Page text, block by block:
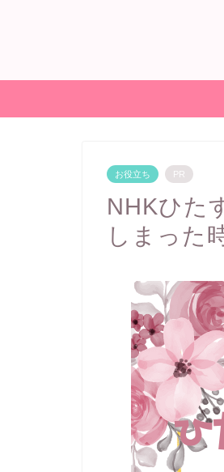
お役立ち PR
NHKひた
しまった